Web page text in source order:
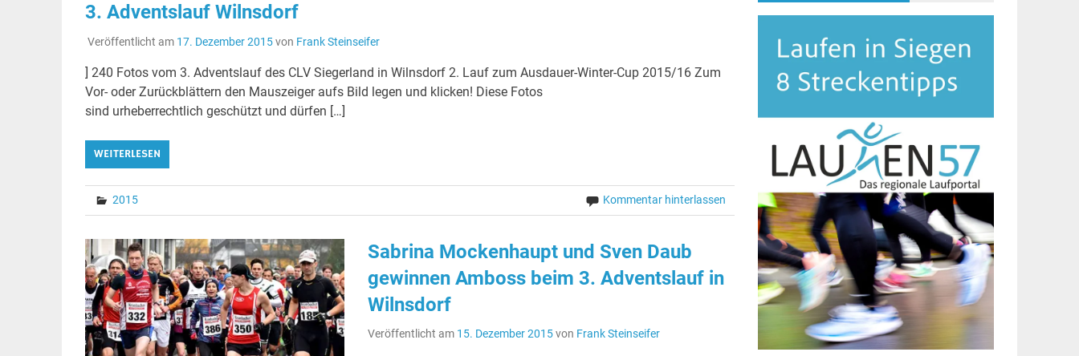
3. Adventslauf Wilnsdorf
Veröffentlicht am 17. Dezember 2015von Frank Steinseifer
] 240 Fotos vom 3. Adventslauf des CLV Siegerland in Wilnsdorf 2. Lauf zum Ausdauer-Winter-Cup 2015/16 Zum
Vor- oder Zurückblättern den Mauszeiger aufs Bild legen und klicken! Diese Fotos
sind urheberrechtlich geschützt und dürfen […]
WEITERLESEN
2015 Kommentar hinterlassen
Sabrina Mockenhaupt und Sven Daub
gewinnen Amboss beim 3. Adventslauf in
Wilnsdorf
Veröffentlicht am 15. Dezember 2015von Frank Steinseifer